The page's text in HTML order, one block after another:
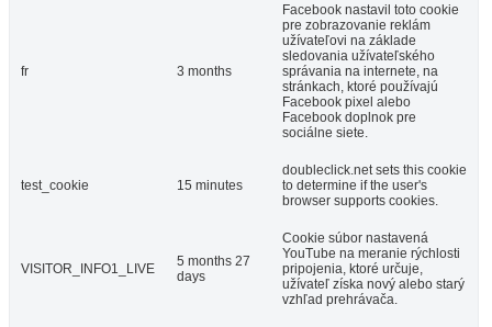
fr 3 months
Facebook nastavil toto cookie
pre zobrazovanie reklám
užívateľovi na základe
sledovania užívateľského
správania na internete, na
stránkach, ktoré používajú
Facebook pixel alebo
Facebook doplnok pre
sociálne siete.
test_cookie 15 minutes
doubleclick.net sets this cookie
to determine if the user's
browser supports cookies.
VISITOR_INFO1_LIVE
5 months 27
days
Cookie súbor nastavená
YouTube na meranie rýchlosti
pripojenia, ktoré určuje,
užívateľ získa nový alebo starý
vzhľad prehrávača.